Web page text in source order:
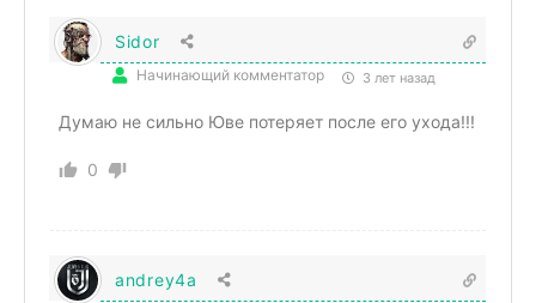
Sidor
Начинающий комментатор 3 лет назад
Думаю не сильно Юве потеряет после его ухода!!!
0
andrey4a